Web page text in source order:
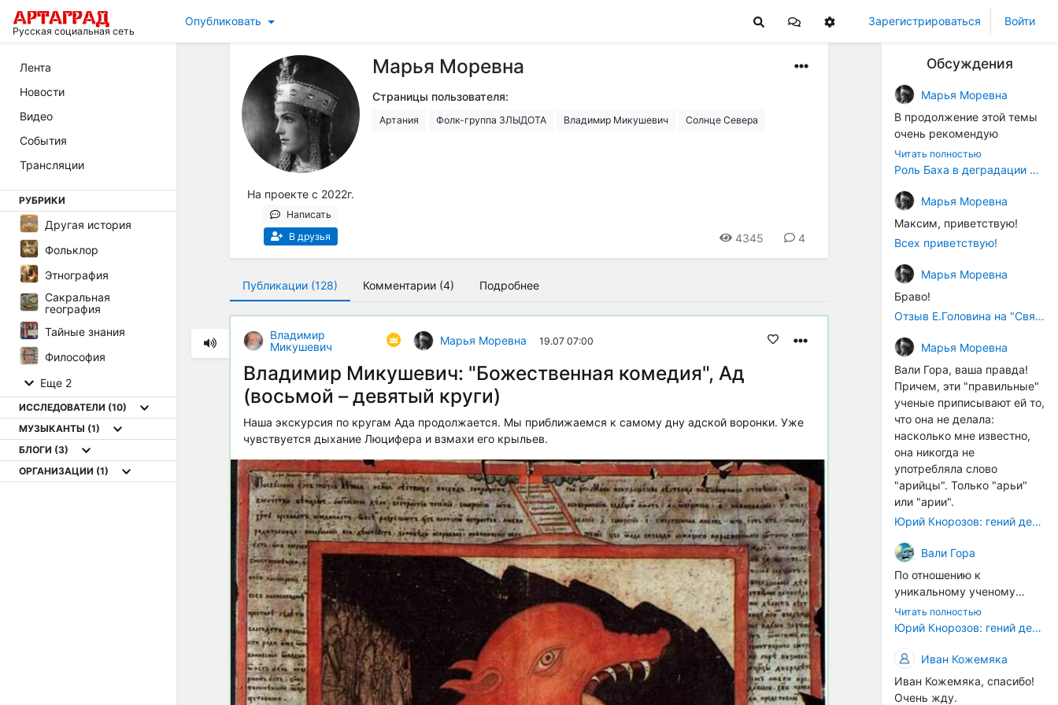
Русская социальная сеть
Опубликовать Зарегистрироваться Войти
Лента
Новости
Видео
События
Трансляции
РУБРИКИ
Другая история
Фольклор
Этнография
Сакральная
география
Тайные знания
Философия
Еще 2
ИССЛЕДОВАТЕЛИ (10)
МУЗЫКАНТЫ (1)
БЛОГИ (3)
ОРГАНИЗАЦИИ (1)
На проекте с 2022г.
Написать
В друзья
Марья Моревна
Страницы пользователя:
Артания Фолк-группа ЗЛЫДОТА Владимир Микушевич Солнце Cевера
4345 4
Публикации (128) Комментарии (4) Подробнее
Владимир
Микушевич
Марья Моревна 19.07 07:00
Владимир Микушевич: "Божественная комедия", Ад
(восьмой – девятый круги)
Наша экскурсия по кругам Ада продолжается. Мы приближаемся к самому дну адской воронки. Уже
чувствуется дыхание Люцифера и взмахи его крыльев.
Обсуждения
Марья Моревна
В продолжение этой темы
очень рекомендую
книжечку "Музыка в
истории культуры" (автор -
Аллегро-Пресс, 1994 год).
Вот некоторые выдержки:
"...Звуковысотная шкала в
музыке древних греков
строилась в соответствии с
найденными опытным
путём частотными
интервалов (т.е.
расстояний между
тонами): чистой квинты
(3:2), чистой кварты (4:3) и
октавы (2:1). Эти
интервалы соотнесены в
настройке так называемой
"Лиры Орфея". ... Иным
смыслом наделена
идеальная
более позднего
европейского способа
градуирования высотной
шкалы. В его основе лежит
открытие частичных тонов.
... В такой системе часть
содержит в себе целое, т.е.
все остальные части и
закон их соотношения. Не
часть есть проекция
целого (как в звуковой
Читать полностью
Роль Баха в деградации музыки
Марья Моревна
Максим, приветствую!
Всех приветствую!
Марья Моревна
Браво!
Отзыв Е.Головина на "Священную Артанию" (2005)
Марья Моревна
Вали Гора, ваша правда!
Причем, эти "правильные"
ученые приписывают ей то,
что она не делала:
насколько мне известно,
она никогда не
употребляла слово
"арийцы". Только "арьи"
или "арии".
Юрий Кнорозов: гений дешифровки
Вали Гора
По отношению к
уникальному ученому
Светлане Жарниковой
были применены схожие
защитила кандидатскую
диссертацию (ей даже
хотели сразу дать
Читать полностью
Юрий Кнорозов: гений дешифровки
Иван Кожемяка
Иван Кожемяка, спасибо!
Очень жду.